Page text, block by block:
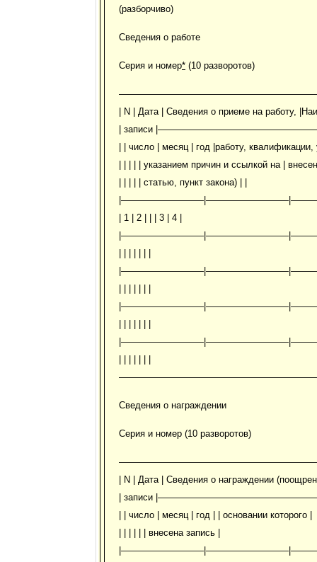
(разборчиво)
Сведения о работе
Серия и номер* (10 разворотов)
| N | Дата | Сведения о приеме на работу,
| записи
| | число | месяц | год |работу,
| | | | | указанием причин и ссылкой на |
| | | | | статью, пункт закона) | |
| 1 | 2 | | | 3 | 4 |
Сведения о награждении
Серия и номер (10 разворотов)
| N | Дата | Сведения о награждении
| записи
| | число | месяц | год | | основании которого |
| | | | | | внесена запись |